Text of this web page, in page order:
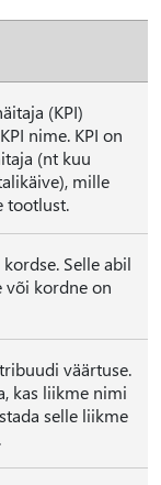
(KPI)
nime. KPI on
(nt kuu
mille
tootlust.
Selle abil
või kordne on
väärtuse.
kas liikme nimi
selle liikme